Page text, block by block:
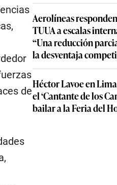
de
Aerolíneas
TUUA a escalas
“Una reducción
la desventaja
Héctor Lavoe en
el ‘Cantante de los
bailar a la Feria del